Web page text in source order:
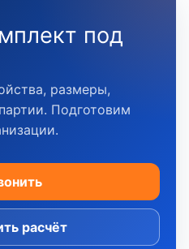
под
размеры,
Подготовим
расчёт